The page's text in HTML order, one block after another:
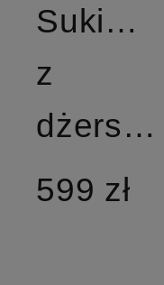
Sukienka
z
dżerseju
599 zł